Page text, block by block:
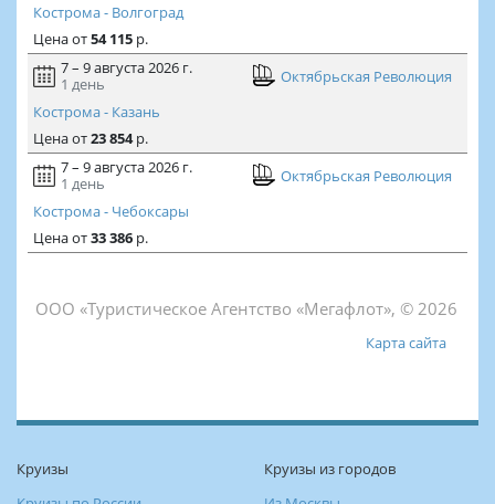
Кострома - Волгоград
Ценаот54 115р.
7 – 9 августа 2026 г.
1 день
Октябрьская Революция
Кострома - Казань
Ценаот23 854р.
7 – 9 августа 2026 г.
1 день
Октябрьская Революция
Кострома - Чебоксары
Ценаот33 386р.
ООО «Туристическое Агентство «Мегафлот», © 2026
Карта сайта
Круизы
Круизы из городов